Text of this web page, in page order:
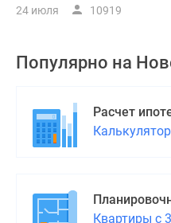
24 июля 10919
Популярно на
Расчет
Калькулятор
Квартиры с